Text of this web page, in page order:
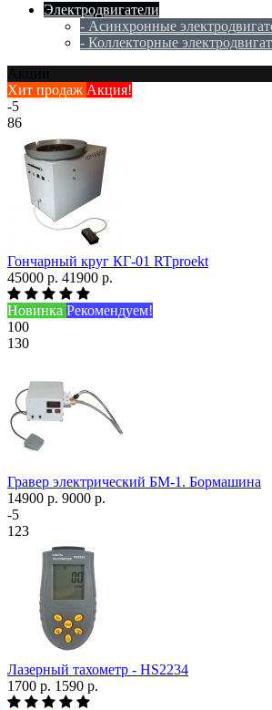
Электродвигатели
- Асинхронные
- Коллекторные
Хит продаж Акция!
-5
86
Гончарный круг КГ-01 RTproekt
45000 р. 41900 р.
Новинка Рекомендуем!
100
130
Гравер электрический БМ-1. Бормашина
14900 р. 9000 р.
-5
123
Лазерный тахометр - HS2234
1700 р. 1590 р.